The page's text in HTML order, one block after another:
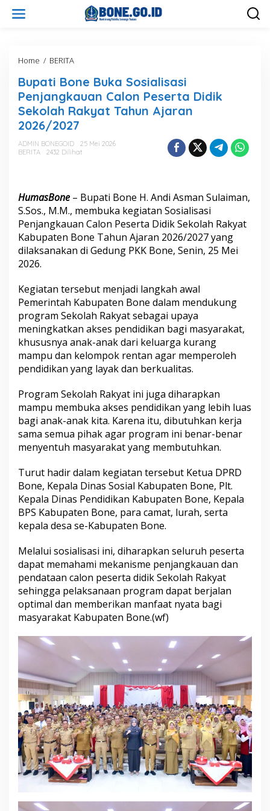
Home / BERITA
p
a
t
i
B
e
a
S
o
s
a
s
a
i
P
e
n
j
a
g
k
a
u
a
n
a
l
o
n
P
e
e
r
t
a
D
i
d
k
e
o
l
a
h
R
a
k
y
a
t
T
a
Bupati Bone Buka Sosialisasi
Penjangkauan Calon Peserta Didik
Sekolah Rakyat Tahun Ajaran
2026/2027
ADMIN BONEGOID
25 Mei 2026
BERITA
2432 Dilihat
HumasBone – Bupati Bone H. Andi Asman Sulaiman,
S.Sos., M.M., membuka kegiatan Sosialisasi
Penjangkauan Calon Peserta Didik Sekolah Rakyat
Kabupaten Bone Tahun Ajaran 2026/2027 yang
dilaksanakan di Gedung PKK Bone, Senin, 25 Mei
2026.
Kegiatan tersebut menjadi langkah awal
Pemerintah Kabupaten Bone dalam mendukung
program Sekolah Rakyat sebagai upaya
meningkatkan akses pendidikan bagi masyarakat,
khususnya anak-anak dari keluarga kurang
mampu dan kelompok rentan agar memperoleh
pendidikan yang layak dan berkualitas.
Program Sekolah Rakyat ini juga diharapkan
mampu membuka akses pendidikan yang lebih luas
bagi anak-anak kita. Karena itu, dibutuhkan kerja
sama semua pihak agar program ini benar-benar
menyentuh masyarakat yang membutuhkan.
Turut hadir dalam kegiatan tersebut Ketua DPRD
Bone, Kepala Dinas Sosial Kabupaten Bone, Plt.
Kepala Dinas Pendidikan Kabupaten Bone, Kepala
BPS Kabupaten Bone, para camat, lurah, serta
kepala desa se-Kabupaten Bone.
Melalui sosialisasi ini, diharapkan seluruh peserta
dapat memahami mekanisme penjangkauan dan
pendataan calon peserta didik Sekolah Rakyat
sehingga pelaksanaan program dapat berjalan
optimal dan memberikan manfaat nyata bagi
masyarakat Kabupaten Bone.(wf)